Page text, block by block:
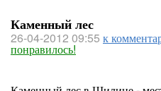
Каменный лес
26-04-2012 09:55 к
понравилось!